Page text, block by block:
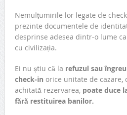
Nemulțumirile lor legate de
prezinte documentele de
desprinse adesea dintr-o lume
cu civilizația.
Ei nu știu că la refuzul sau
check-in orice unitate de cazare,
achitată rezervarea, poate duce
fără restituirea banilor.